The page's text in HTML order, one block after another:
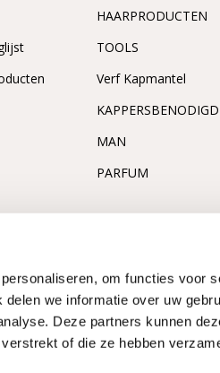
om functies voor
we informatie over uw
Deze partners kunnen
of die ze hebben
HAARPRODUCTEN
TOOLS
Verf Kapmantel
MAN
PARFUM